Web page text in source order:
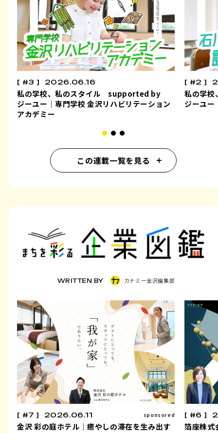
#3 2026.06.16
私の学校、私のスタイル supported by
ジーユー｜専門学校 金沢リハビリテーション
アカデミー
#2
私の学
ジーユー
この連載一覧を見る
WRITTEN BY カナミー金沢編集部
#7 2026.06.11 sponsored
金沢 彩の庭ホテル｜癒やしの滞在を生み出す
#6
箔座株式